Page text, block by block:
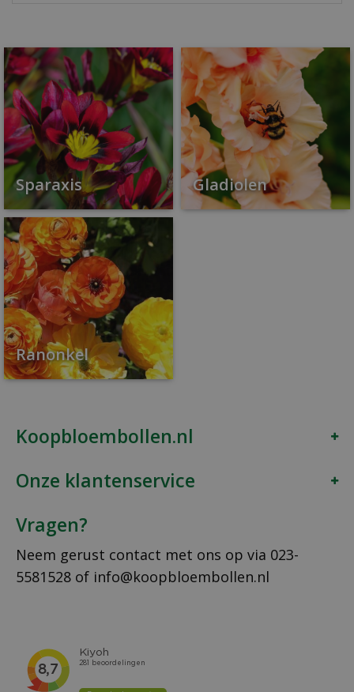
Sparaxis Gladiolen
Ranonkel
Koopbloembollen.nl
Onze klantenservice
Vragen?
Neem gerust contact met ons op via 023-
5581528 of info@koopbloembollen.nl